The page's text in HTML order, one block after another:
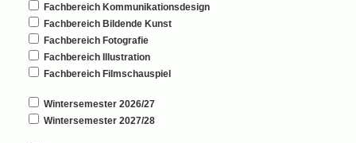
Fachbereich Kommunikationsdesign
Fachbereich Bildende Kunst
Fachbereich Fotografie
Fachbereich Illustration
Fachbereich Filmschauspiel
Wintersemester 2026/27
Wintersemester 2027/28